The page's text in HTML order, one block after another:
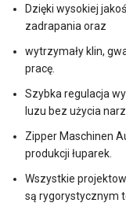
Dzięki wysokiej
zadrapania oraz
wytrzymały klin,
pracę.
Szybka regulacja
luzu bez użycia
Zipper Maschinen
produkcji łuparek.
Wszystkie
są rygorystycznym